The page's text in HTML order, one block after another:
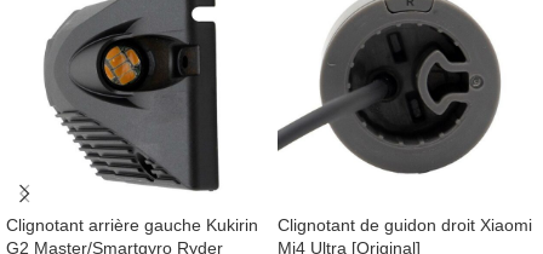
Clignotant arrière gauche Kukirin
G2 Master/Smartgyro Ryder
Clignotant de guidon droit Xiaomi
Mi4 Ultra [Original]